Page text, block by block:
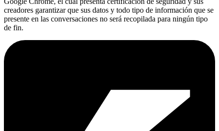
creadores garantizar que sus datos y todo tipo de información que se
presente en las conversaciones no será recopilada para ningún tipo
de fin.